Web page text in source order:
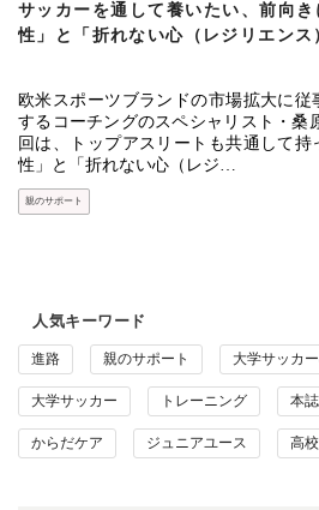
サッカーを通して養いたい、前向
性」と「折れない心（レジリエンス
欧米スポーツブランドの市場拡大に従
するコーチングのスペシャリスト・桑
回は、トップアスリートも共通して
性」と「折れない心（レジ…
親のサポート
人気キーワード
進路 親のサポート 大学サッカ
大学サッカー トレーニング 本誌
からだケア ジュニアユース 高